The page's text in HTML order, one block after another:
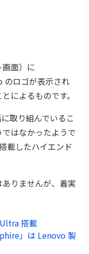
面）に
のロゴが表示され
によるものです。
取り組んでいるこ
はなかったようで
載したハイエンド
りませんが、着実
搭載
」は Lenovo 製